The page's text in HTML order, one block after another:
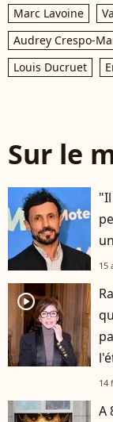
Marc Lavoine
Audrey Crespo-
Louis Ducruet
Sur le
15
player2
14
A